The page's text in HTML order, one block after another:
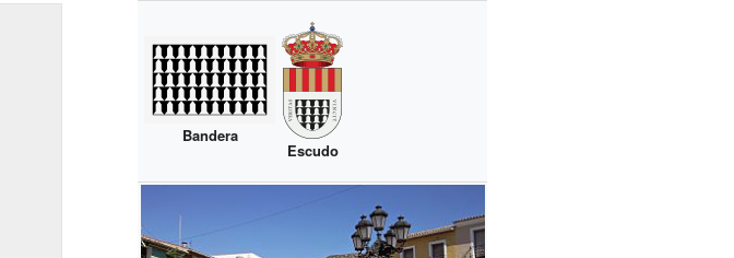
Bandera
Escudo